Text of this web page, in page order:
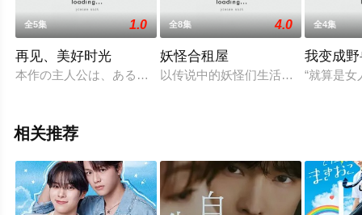
全5集 1.0
再见、美好时光
本作の主人公は、ある地方都市に“新婚夫婦”として引っ越し
全8集 4.0
妖怪合租屋
以传说中的妖怪们生活的share
全4集
我变成
“就算是
相关推荐